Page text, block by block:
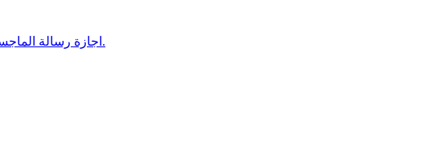
اجازة رسالة الماجستير الطالبة الأستاذة الفاضلة آية حمد حامد الفضيل الديفار الزوي بنجاح بكلية التربية بنغازي، قسم الإرشاد النفسي.